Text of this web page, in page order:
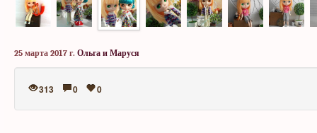
25 марта 2017 г. Ольга и Маруся
313 0 0